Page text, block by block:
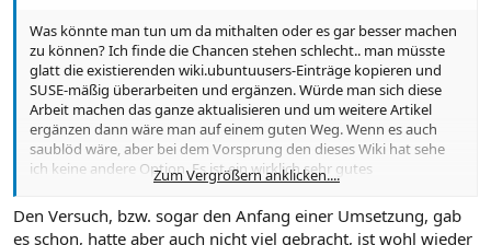
Was könnte man tun um da mithalten oder es gar besser machen
zu können? Ich finde die Chancen stehen schlecht.. man müsste
glatt die existierenden wiki.ubuntuusers-Einträge kopieren und
SUSE-mäßig überarbeiten und ergänzen. Würde man sich diese
Arbeit machen das ganze aktualisieren und um weitere Artikel
ergänzen dann wäre man auf einem guten Weg. Wenn es auch
saublöd wäre, aber bei dem Vorsprung den dieses Wiki hat sehe
ich keine andere Option. Es ist ein wirklich sehr gutes
umfangreiches und durchdachtes Wiki.
Zum Vergrößern anklicken....
Den Versuch, bzw. sogar den Anfang einer Umsetzung, gab
es schon, hatte aber auch nicht viel gebracht, ist wohl wieder